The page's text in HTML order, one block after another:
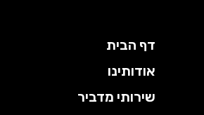
דף הבית
אודותינו
שירותי מדביר